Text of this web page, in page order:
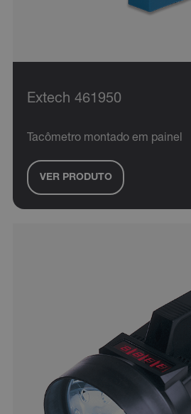
Extech 461950
Tacômetro montado em painel
VER PRODUTO